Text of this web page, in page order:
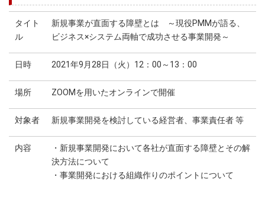
タイト
ル
新規事業が直面する障壁とは ～現役PMMが語る、
ビジネス×システム両軸で成功させる事業開発～
日時 2021年9月28日（火）12：00～13：00
場所 ZOOMを用いたオンラインで開催
対象者 新規事業開発を検討している経営者、事業責任者 等
内容
・新規事業開発において各社が直面する障壁とその解
決方法について
・事業開発における組織作りのポイントについて